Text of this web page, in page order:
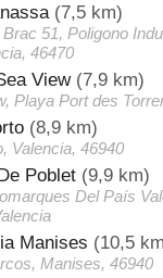
(7,5 km)
51, Poligono
46470
View(7,9 km)
Playa Port des
(8,9 km)
Valencia, 46940
Poblet (9,9 km)
Del País
Manises (10,5
Manises, 46940